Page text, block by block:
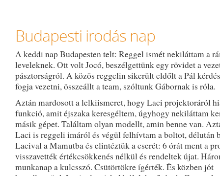
Budapesti irodás nap
A keddi nap Budapesten telt: Reggel ismét nekiláttam a
leveleknek. Ott volt Jocó, beszélgettünk egy rövidet a
pásztorságról. A közös reggelin sikerült eldőlt a Pál
fogja vezetni, összeállt a team, szóltunk Gábornak is róla.
Aztán mardosott a lelkiismeret, hogy Laci projektoráról
funkció, amit éjszaka keresgéltem, úgyhogy nekiláttam
másik gépet. Találtam olyan modellt, amin benne van.
Laci is reggeli imáról és végül felhívtam a boltot, délután
Lacival a Mamutba és elintéztük a cserét: 6 órát ment a
visszavették értékcsökkenés nélkül és rendeltek újat.
munkanap a kulcsszó. Csütörtökre ígérték. És közben jót